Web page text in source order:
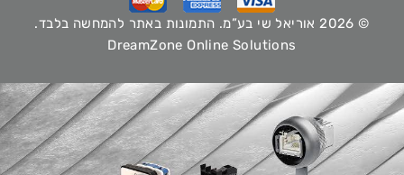
© 2026 אוריאל שי בע”מ. התמונות באתר להמחשה בלבד.
DreamZone Online Solutions